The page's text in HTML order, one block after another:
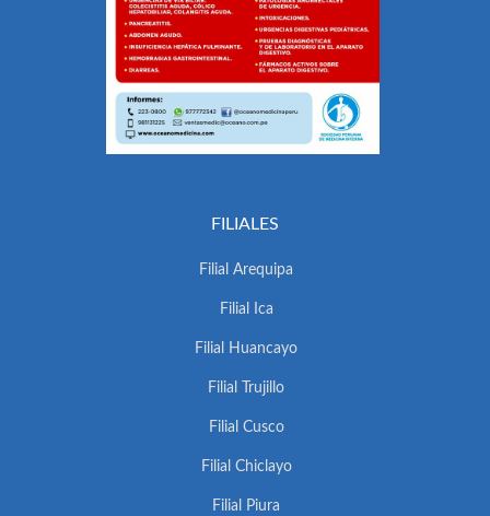
FILIALES
Filial Arequipa
Filial Ica
Filial Huancayo
Filial Trujillo
Filial Cusco
Filial Chiclayo
Filial Piura